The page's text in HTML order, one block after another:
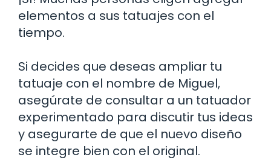
elementos a sus tatuajes con el
tiempo.
Si decides que deseas ampliar tu
tatuaje con el nombre de Miguel,
asegúrate de consultar a un tatuador
experimentado para discutir tus ideas
y asegurarte de que el nuevo diseño
se integre bien con el original.